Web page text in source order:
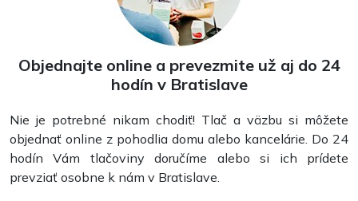
Objednajte online a prevezmite už aj do 24
hodín v Bratislave
Nie je potrebné nikam chodiť! Tlač a väzbu si môžete
objednať online z pohodlia domu alebo kancelárie. Do 24
hodín Vám tlačoviny doručíme alebo si ich prídete
prevziať osobne k nám v Bratislave.